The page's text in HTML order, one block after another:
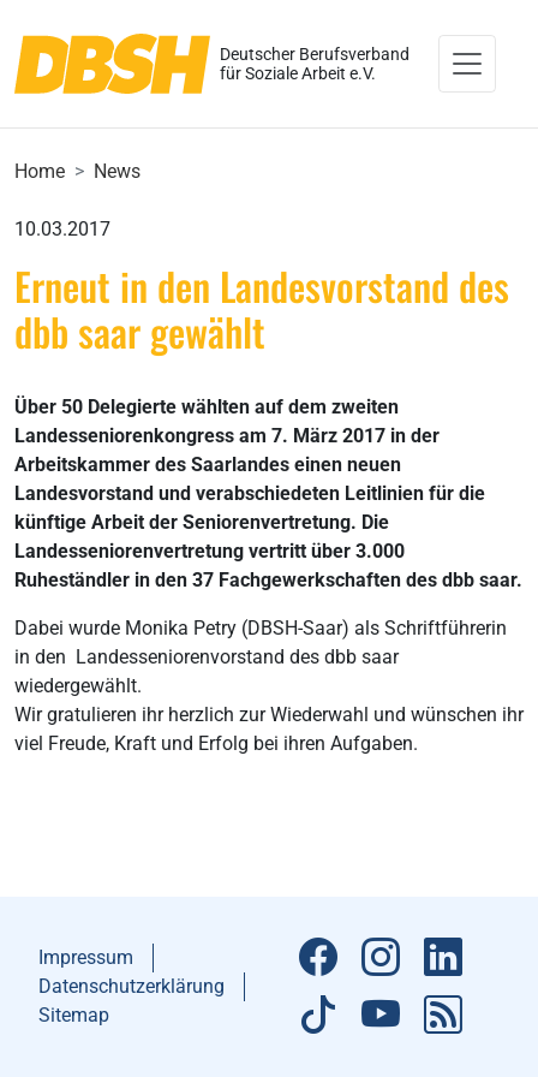
Deutscher Berufsverband
für Soziale Arbeit e.V.
Home News
10.03.2017
Erneut in den Landesvorstand des
dbb saar gewählt
Über 50 Delegierte wählten auf dem zweiten
Landesseniorenkongress am 7. März 2017 in der
Arbeitskammer des Saarlandes einen neuen
Landesvorstand und verabschiedeten Leitlinien für die
künftige Arbeit der Seniorenvertretung. Die
Landesseniorenvertretung vertritt über 3.000
Ruheständler in den 37 Fachgewerkschaften des dbb saar.
Dabei wurde Monika Petry (DBSH-Saar) als Schriftführerin
in den Landesseniorenvorstand des dbb saar
wiedergewählt.
Wir gratulieren ihr herzlich zur Wiederwahl und wünschen ihr
viel Freude, Kraft und Erfolg bei ihren Aufgaben.
Impressum
Datenschutzerklärung
Sitemap